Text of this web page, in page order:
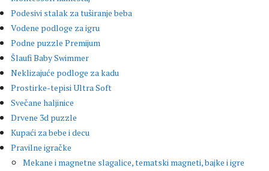
Podesivi stalak za tuširanje beba
Vodene podloge za igru
Podne puzzle Premijum
Šlaufi Baby Swimmer
Neklizajuće podloge za kadu
Prostirke-tepisi Ultra Soft
Svečane haljinice
Drvene 3d puzzle
Kupaći za bebe i decu
Pravilne igračke
Mekane i magnetne slagalice, tematski magneti, bajke i igre